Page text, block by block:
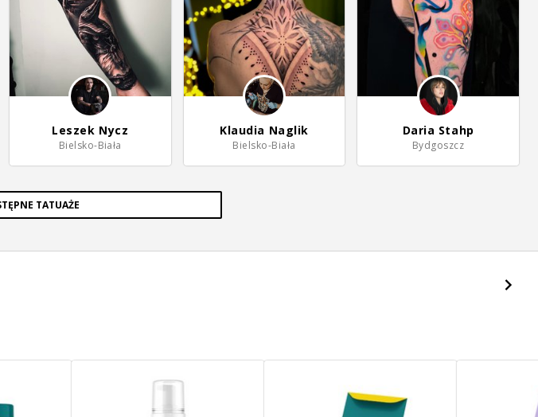
Leszek Nycz
Bielsko-Biała
Klaudia Naglik
Bielsko-Biała
Daria Stahp
Bydgoszcz
TATUAŻE